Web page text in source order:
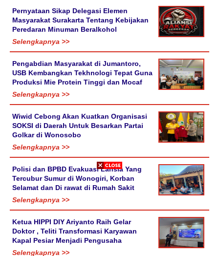
Pernyataan Sikap Delegasi Elemen
Masyarakat Surakarta Tentang Kebijakan
Peredaran Minuman Beralkohol
Selengkapnya >>
Pengabdian Masyarakat di Jumantoro,
USB Kembangkan Tekhnologi Tepat Guna
Produksi Mie Protein Tinggi dan Mocaf
Selengkapnya >>
Wiwid Cebong Akan Kuatkan Organisasi
SOKSI di Daerah Untuk Besarkan Partai
Golkar di Wonosobo
Selengkapnya >>
Polisi dan BPBD Evakuasi Lansia Yang
Tercubur Sumur di Wonogiri, Korban
Selamat dan Di rawat di Rumah Sakit
Selengkapnya >>
Ketua HIPPI DIY Ariyanto Raih Gelar
Doktor , Teliti Transformasi Karyawan
Kapal Pesiar Menjadi Pengusaha
Selengkapnya >>